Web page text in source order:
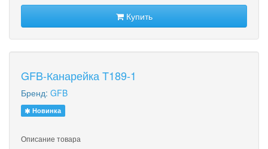
Купить
GFB-Канарейка T189-1
Бренд: GFB
Новинка
Описание товара